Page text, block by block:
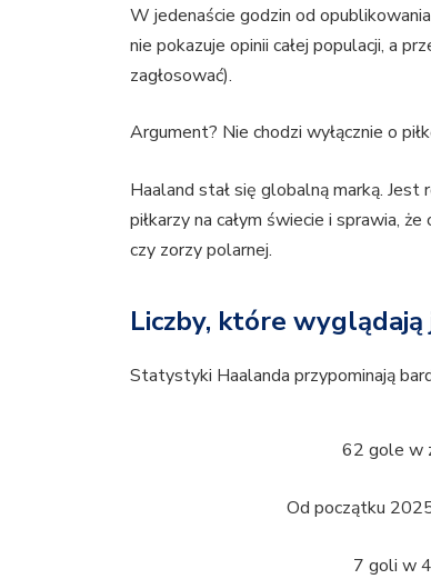
W jedenaście godzin od
nie pokazuje opinii całej populacji, a
zagłosować).
Argument? Nie chodzi wyłącznie o
Haaland stał się globalną marką. Jest
piłkarzy na całym świecie i sprawia,
czy zorzy polarnej.
Liczby, które
Statystyki Haalanda przypominają
62 gole w
Od początku
7 goli w